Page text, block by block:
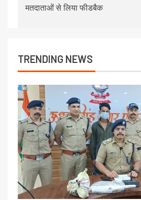
मतदाताओं से लिया फीडबैक
TRENDING NEWS